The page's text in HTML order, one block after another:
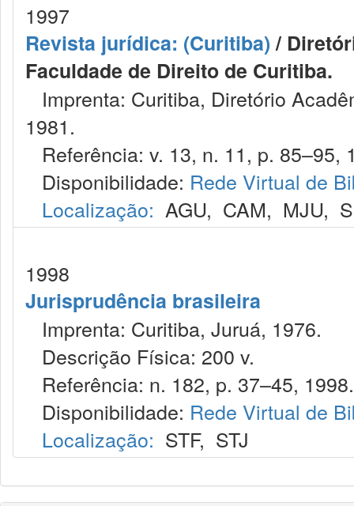
1997
Revista jurídica: (Curitiba)/
Faculdade de Direito de Curitiba.
Imprenta: Curitiba, Diretório
1981.
Referência: v. 13, n. 11, p. 85–95,
Disponibilidade: Rede Virtual de
Localização: AGU, CAM, MJU,
1998
Jurisprudência brasileira
Imprenta: Curitiba, Juruá, 1976.
Descrição Física: 200 v.
Referência: n. 182, p. 37–45, 1998.
Disponibilidade: Rede Virtual de
Localização: STF, STJ